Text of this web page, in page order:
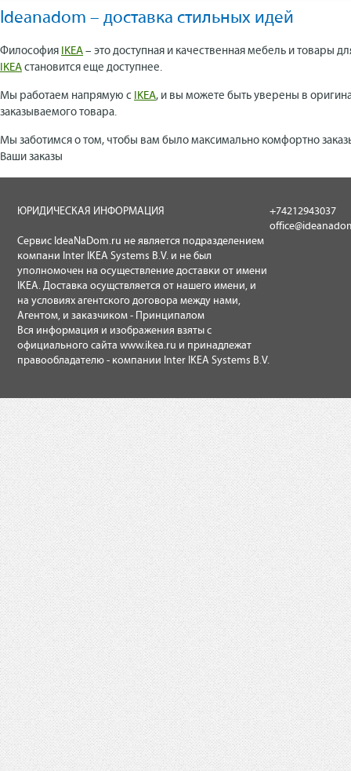
Ideanadom – доставка стильных идей
Философия IKEA – это доступная и качественная мебель и товары
IKEA становится еще доступнее.
Мы работаем напрямую с IKEA, и вы можете быть уверены в
заказываемого товара.
Мы заботимся о том, чтобы вам было максимально комфортно
Ваши заказы
ЮРИДИЧЕСКАЯ ИНФОРМАЦИЯ
Сервис IdeaNaDom.ru не является подразделением
компани Inter IKEA Systems B.V. и не был
уполномочен на осуществление доставки от имени
IKEA. Доставка осущствляется от нашего имени, и
на условиях агентского договора между нами,
Агентом, и заказчиком - Принципалом
Вся информация и изображения взяты с
официального сайта www.ikea.ru и принадлежат
правообладателю - компании Inter IKEA Systems B.V.
+74212943037